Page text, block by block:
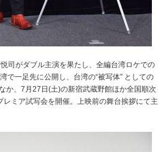
司がダブル主演を果たし、全編台湾ロケでの
で一足先に公開し、台湾の“被写体” としての
か、7月27日(土)の新宿武蔵野館ほか全国順次
ミア試写会を開催。上映前の舞台挨拶にて主